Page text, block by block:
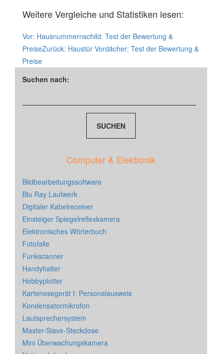
Weitere Vergleiche und Statistiken lesen:
Vor: Hausnummernschild: Test der Bewertung &
PreiseZurück: Haustür Vordächer: Test der Bewertung &
Preise
Suchen nach:
Computer & Elektronik
Bildbearbeitungssoftware
Blu Ray Laufwerk
Digitaler Kabelreceiver
Einsteiger Spiegelreflexkamera
Elektronisches Wörterbuch
Fotofalle
Funkscanner
Handyhalter
Hobbyplotter
Kartenesegerät f. Personalausweis
Kondensatormikrofon
Lautsprechersystem
Master-Slave-Steckdose
Mini Überwachungskamera